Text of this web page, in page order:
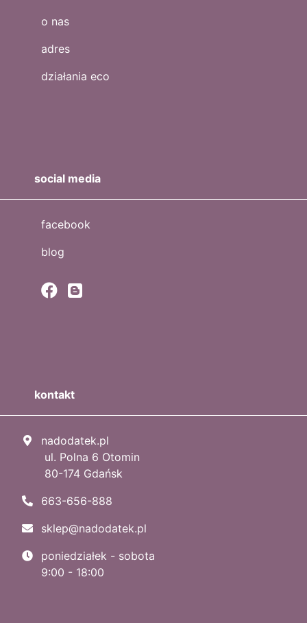
o nas
adres
działania eco
social media
facebook
blog
kontakt
nadodatek.pl
ul. Polna 6 Otomin
80-174 Gdańsk
663-656-888
sklep@nadodatek.pl
poniedziałek - sobota
9:00 - 18:00